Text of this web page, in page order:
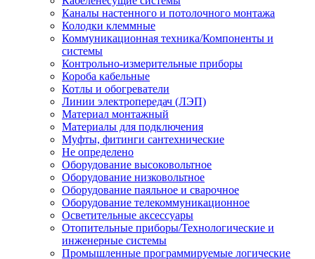
Каналы настенного и потолочного монтажа
Колодки клеммные
Коммуникационная техника/Компоненты и
системы
Контрольно-измерительные приборы
Короба кабельные
Котлы и обогреватели
Линии электропередач (ЛЭП)
Материал монтажный
Материалы для подключения
Муфты, фитинги сантехнические
Не определено
Оборудование высоковольтное
Оборудование низковольтное
Оборудование паяльное и сварочное
Оборудование телекоммуникационное
Осветительные аксессуары
Отопительные приборы/Технологические и
инженерные системы
Промышленные программируемые логические